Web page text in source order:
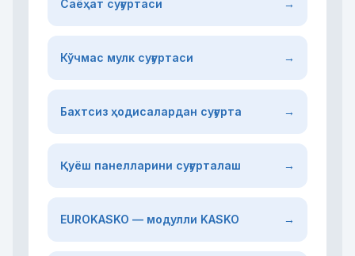
Саёҳат суғуртаси →
Кўчмас мулк суғуртаси →
Бахтсиз ҳодисалардан суғурта →
Қуёш панелларини суғурталаш →
EUROKASKO — модулли KASKO →